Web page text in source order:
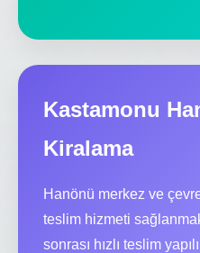
Kastamonu
Kiralama
Hanönü merkez ve
teslim hizmeti
sonrası hızlı teslim